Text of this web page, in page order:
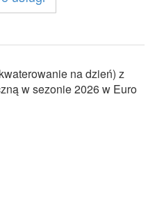
na dzień) z
w sezonie 2026 w Euro